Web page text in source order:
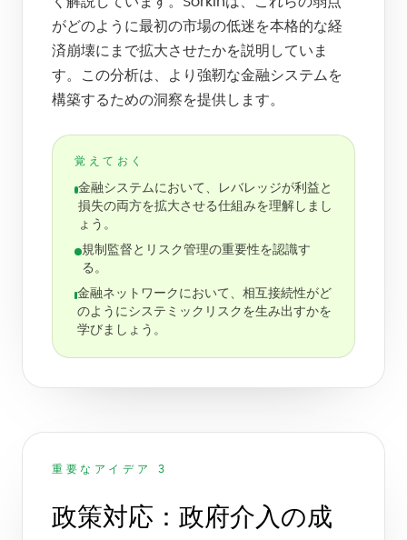
がどのように最初の市場の低迷を本格的な経
済崩壊にまで拡大させたかを説明していま
す。この分析は、より強靭な金融システムを
構築するための洞察を提供します。
覚えておく
金融システムにおいて、レバレッジが利益と
損失の両方を拡大させる仕組みを理解しまし
ょう。
規制監督とリスク管理の重要性を認識す
る。
金融ネットワークにおいて、相互接続性がど
のようにシステミックリスクを生み出すかを
学びましょう。
重要なアイデア 3
政策対応：政府介入の成